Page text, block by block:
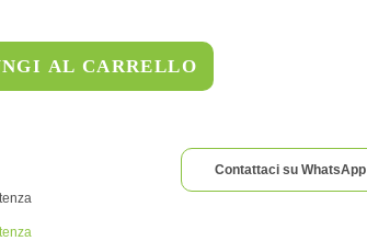
AL CARRELLO
Contattaci su WhatsApp